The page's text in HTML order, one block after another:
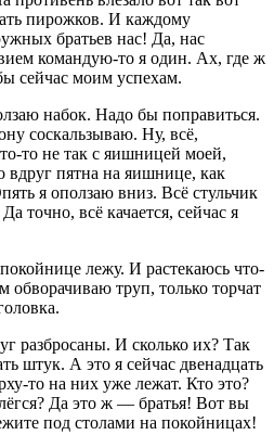
пирожков. И каждому
братьев нас! Да, нас
командую-то я один. Ах, где ж
сейчас моим успехам.
набок. Надо бы поправиться.
соскальзываю. Ну, всё,
то не так с яишницей моей,
вдруг пятна на яишнице, как
я оползаю вниз. Всё стульчик
точно, всё качается, сейчас я
лежу. И растекаюсь что-
обворачиваю труп, только торчат
разбросаны. И сколько их? Так
штук. А это я сейчас двенадцать
то на них уже лежат. Кто это?
Да это ж — братья! Вот вы
под столами на покойницах!